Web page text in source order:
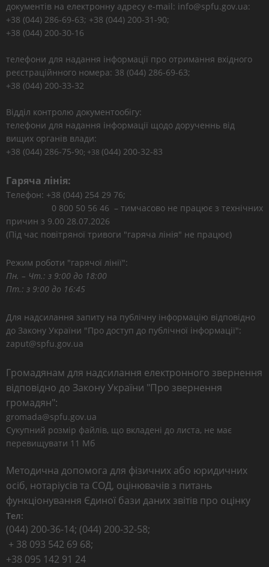
документів на електронну адресу e-mail: info@spfu.gov.ua:
+38 (044) 286-69-63; +38 (044) 200-31-90;
+38 (044) 200-30-16
телефони для надання інформації про отримання вхідного
реєстраційнного номера: 38 (044) 286-69-63;
+38 (044) 200-33-32
Відділ контролю документообігу:
телефони для надання інформації щодо дорученнь від
вищих органів влади:
+38 (044) 286-75-90; +38 (044) 200-32-83
Гаряча лінія:
Телефон: +38 (044) 254 29 76;
0 800 50 56 46 – тимчасово не працює з технічних
причин з 9.00 28.07.2026
(Під час повітряної тривоги "гаряча лінія" не працює)
Режим роботи "гарячої лінії":
Пн. – Чт.: з 9:00 до 18:00
Пт.: з 9:00 до 16:45
Для надсилання запиту на публічну інформацію відповідно
до Закону України "Про доступ до публічної інформації":
zaput@spfu.gov.ua
Громадянам для надсилання електронного звернення
відповідно до Закону України "Про звернення
громадян":
gromada@spfu.gov.ua
Сукупний розмір файлів, що вкладені до листа, не має
перевищувати 11 Мб
Методична допомога для фізичних або юридичних
осіб, нотаріусів та СОД, оцінювачів з питань
функціонування Єдиної бази даних звітів про оцінку
Тел:
(044) 200-36-14; (044) 200-32-58;
+ 38 093 542 69 68;
+38 095 142 91 24